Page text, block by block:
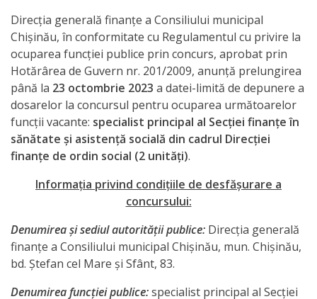
financiare
Direcţia
venituri
Direcţia
rapoarte
financiare
Serviciul
resurse
umane
Serviciul
Direcţia generală finanţe a Consiliului municipal
Chişinău, în conformitate cu Regulamentul cu privire la
ocuparea funcţiei publice prin concurs, aprobat prin
Hotărârea de Guvern nr. 201/2009, anunţă prelungirea
până la 23 octombrie 2023 a datei-limită de depunere a
dosarelor la concursul pentru ocuparea următoarelor
funcţii vacante: specialist principal al Secţiei finanţe în
sănătate şi asistenţă socială din cadrul Direcţiei
finanţe de ordin social (2 unităţi).
Informaţia privind condiţiile de desfăşurare a
concursului:
Denumirea şi sediul autorităţii publice: Direcţia generală
finanţe a Consiliului municipal Chişinău, mun. Chişinău,
bd. Ştefan cel Mare şi Sfânt, 83.
Denumirea funcţiei publice:specialist principal al Secţiei